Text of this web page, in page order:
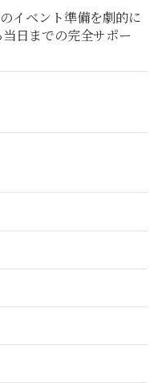
イベント準備を劇的に
日までの完全サポー